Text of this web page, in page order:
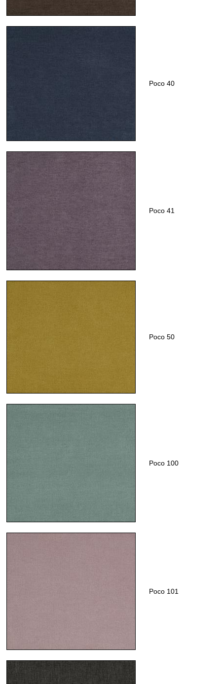
Poco 40
Poco 41
Poco 50
Poco 100
Poco 101